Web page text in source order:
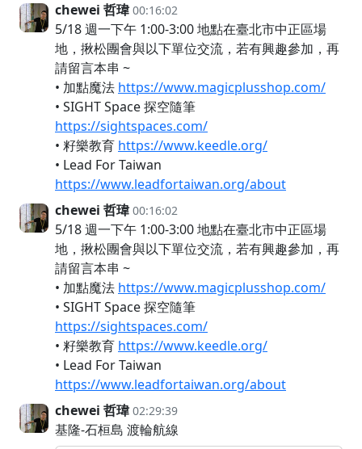
chewei 哲瑋 00:16:02
5/18 週一下午 1:00-3:00 地點在臺北市中正區場
地，揪松團會與以下單位交流，若有興趣參加，再
請留言本串 ~
• 加點魔法 https://www.magicplusshop.com/
• SIGHT Space 探空隨筆
https://sightspaces.com/
• 籽樂教育 https://www.keedle.org/
• Lead For Taiwan
https://www.leadfortaiwan.org/about
chewei 哲瑋 00:16:02
5/18 週一下午 1:00-3:00 地點在臺北市中正區場
地，揪松團會與以下單位交流，若有興趣參加，再
請留言本串 ~
• 加點魔法 https://www.magicplusshop.com/
• SIGHT Space 探空隨筆
https://sightspaces.com/
• 籽樂教育 https://www.keedle.org/
• Lead For Taiwan
https://www.leadfortaiwan.org/about
chewei 哲瑋 02:29:39
基隆-石桓島 渡輪航線